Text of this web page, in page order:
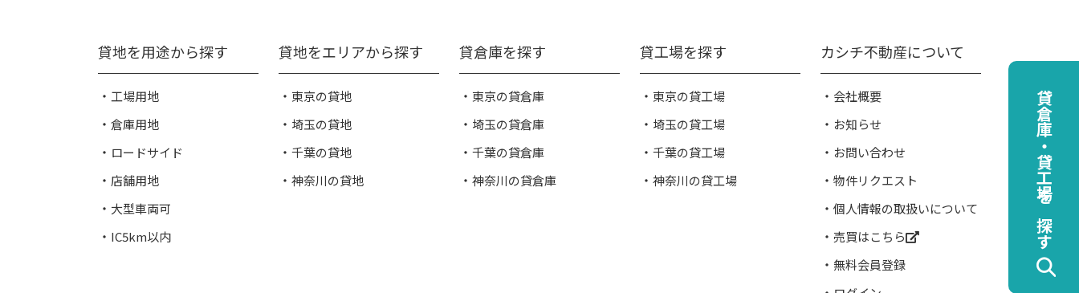
貸倉庫・貸工場を探す
貸地を用途から探す
工場用地
倉庫用地
ロードサイド
店舗用地
大型車両可
IC5km以内
貸地をエリアから探す
東京の貸地
埼玉の貸地
千葉の貸地
神奈川の貸地
貸倉庫を探す
東京の貸倉庫
埼玉の貸倉庫
千葉の貸倉庫
神奈川の貸倉庫
貸工場を探す
東京の貸工場
埼玉の貸工場
千葉の貸工場
神奈川の貸工場
カシチ不動産について
会社概要
お知らせ
お問い合わせ
物件リクエスト
個人情報の取扱いについて
売買はこちら
無料会員登録